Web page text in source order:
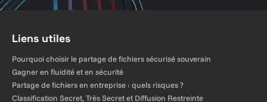
Liens utiles
Pourquoi choisir le partage de fichiers sécurisé souverain
Gagner en fluidité et en sécurité
Partage de fichiers en entreprise : quels risques ?
Classification Secret, Très Secret et Diffusion Restreinte